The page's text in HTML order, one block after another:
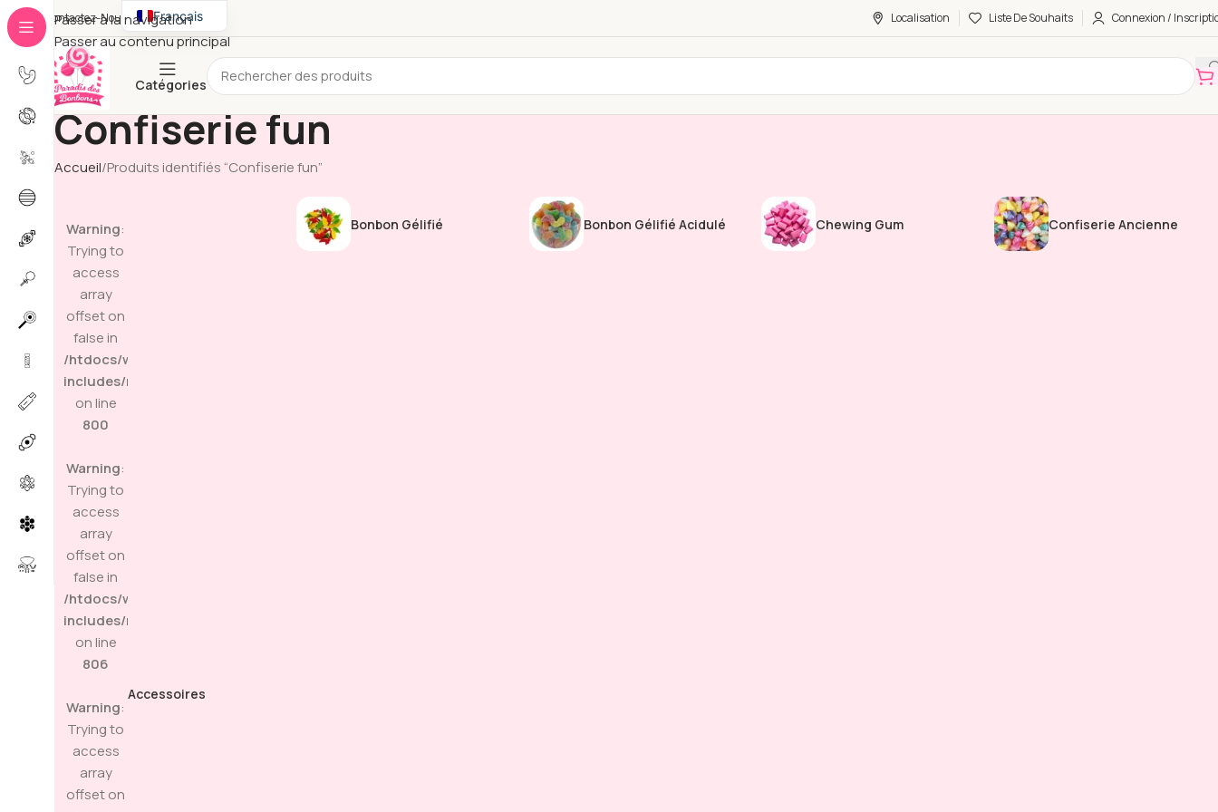
Passer à la navigation
Passer au contenu principal
Contactez-Nous Localisation Liste De Souhaits Connexion /
Catégories
Confiserie fun
Accueil Produits identifiés “Confiserie fun”
Warning:
Trying to
access
array
offset on
false in
/htdocs/wp-
includes/media.php
on line
800
Warning:
Trying to
access
array
offset on
false in
/htdocs/wp-
includes/media.php
on line
806
Warning:
Trying to
access
array
offset on
Accessoires
Bonbon Gélifié Bonbon Gélifié Acidulé Chewing Gum Confiserie Ancienne
Français
English